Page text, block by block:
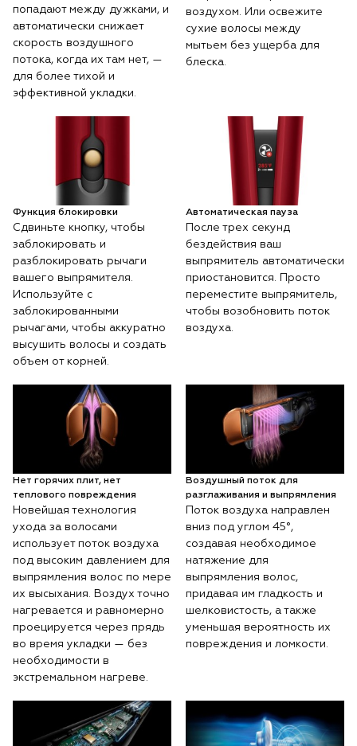
попадают между дужками, и
автоматически снижает
скорость воздушного
потока, когда их там нет, —
для более тихой и
эффективной укладки.
воздухом. Или освежите
сухие волосы между
мытьем без ущерба для
блеска.
Функция блокировки
Сдвиньте кнопку, чтобы
заблокировать и
разблокировать рычаги
вашего выпрямителя.
Используйте с
заблокированными
рычагами, чтобы аккуратно
высушить волосы и создать
объем от корней.
Автоматическая пауза
После трех секунд
бездействия ваш
выпрямитель автоматически
приостановится. Просто
переместите выпрямитель,
чтобы возобновить поток
воздуха.
Нет горячих плит, нет
теплового повреждения
Новейшая технология
ухода за волосами
использует поток воздуха
под высоким давлением для
выпрямления волос по мере
их высыхания. Воздух точно
нагревается и равномерно
проецируется через прядь
во время укладки — без
необходимости в
экстремальном нагреве.
Воздушный поток для
разглаживания и выпрямления
Поток воздуха направлен
вниз под углом 45°,
создавая необходимое
натяжение для
выпрямления волос,
придавая им гладкость и
шелковистость, а также
уменьшая вероятность их
повреждения и ломкости.